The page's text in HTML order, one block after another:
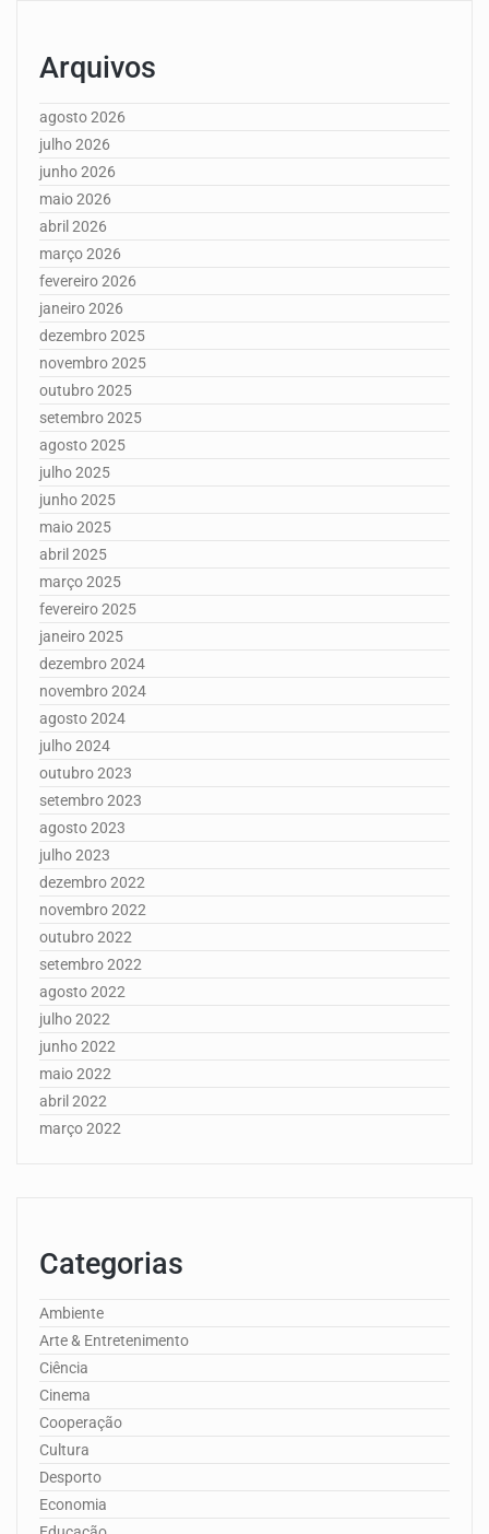
Arquivos
agosto 2026
julho 2026
junho 2026
maio 2026
abril 2026
março 2026
fevereiro 2026
janeiro 2026
dezembro 2025
novembro 2025
outubro 2025
setembro 2025
agosto 2025
julho 2025
junho 2025
maio 2025
abril 2025
março 2025
fevereiro 2025
janeiro 2025
dezembro 2024
novembro 2024
agosto 2024
julho 2024
outubro 2023
setembro 2023
agosto 2023
julho 2023
dezembro 2022
novembro 2022
outubro 2022
setembro 2022
agosto 2022
julho 2022
junho 2022
maio 2022
abril 2022
março 2022
Categorias
Ambiente
Arte & Entretenimento
Ciência
Cinema
Cooperação
Cultura
Desporto
Economia